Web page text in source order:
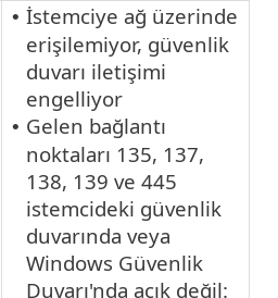
• İstemciye ağ üzerinde
erişilemiyor, güvenlik
duvarı iletişimi
engelliyor
• Gelen bağlantı
noktaları 135, 137,
138, 139 ve 445
istemcideki güvenlik
duvarında veya
Windows Güvenlik
Duvarı'nda açık değil: